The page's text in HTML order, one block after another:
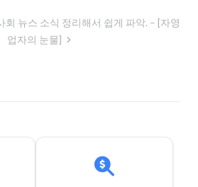
회 뉴스 소식 정리해서 쉽게 파악. – [자영
업자의 눈물]